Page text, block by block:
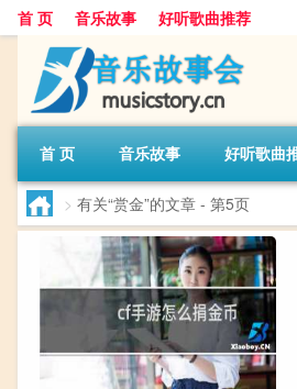
首 页 音乐故事 好听歌曲推荐
首 页 音乐故事 好听歌曲
> 有关“赏金”的文章 - 第5页